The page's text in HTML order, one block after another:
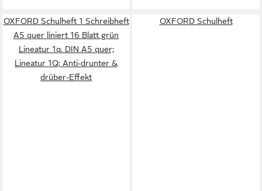
OXFORD Schulheft 1 Schreibheft
A5 quer liniert 16 Blatt grün
Lineatur 1q, DIN A5 quer;
Lineatur 1Q; Anti-drunter &
drüber-Effekt
OXFORD Schulheft